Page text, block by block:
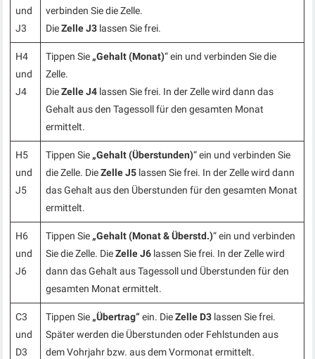
und
J3
verbinden Sie die Zelle.
DieZelle J3 lassen Sie frei.
H4
und
J4
Tippen Sie „Gehalt (Monat)“ ein und verbinden Sie die
Zelle.
DieZelle J4 lassen Sie frei. In der Zelle wird dann das
Gehalt aus den Tagessoll für den gesamten Monat
ermittelt.
H5
und
J5
Tippen Sie „Gehalt (Überstunden)“ ein und verbinden Sie
die Zelle. DieZelle J5 lassen Sie frei. In der Zelle wird dann
das Gehalt aus den Überstunden für den gesamten Monat
ermittelt.
H6
und
J6
Tippen Sie „Gehalt (Monat & Überstd.)“ ein und verbinden
Sie die Zelle. DieZelle J6 lassen Sie frei. In der Zelle wird
dann das Gehalt aus Tagessoll und Überstunden für den
gesamten Monat ermittelt.
C3
und
D3
Tippen Sie „Übertrag“ ein. DieZelle D3 lassen Sie frei.
Später werden die Überstunden oder Fehlstunden aus
dem Vohrjahr bzw. aus dem Vormonat ermittelt.